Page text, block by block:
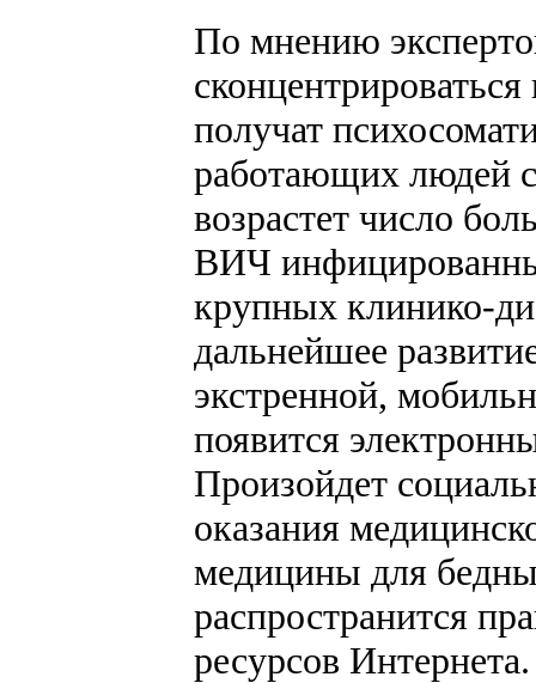
По мнению
получат
работающих людей
возрастет число
ВИЧ
крупных клинико-
дальнейшее
экстренной,
появится
Произойдет
оказания
медицины для
распространится
ресурсов Интернета.